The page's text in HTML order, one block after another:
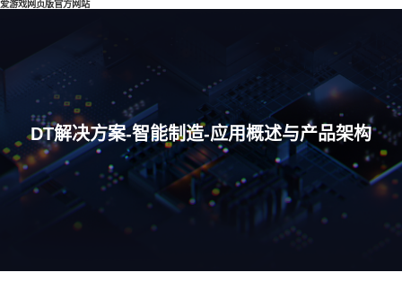
爱游戏网页版官方网站
DT解决方案-智能制造-应用概述与产品架构